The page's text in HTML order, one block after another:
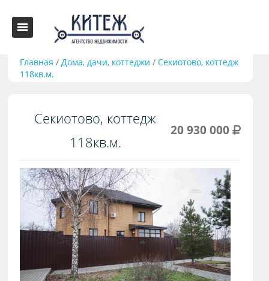
Главная /Дома, дачи, коттеджи /Секиотово, коттедж
118кв.м.
Секиотово, коттедж
118кв.м.
20 930 000